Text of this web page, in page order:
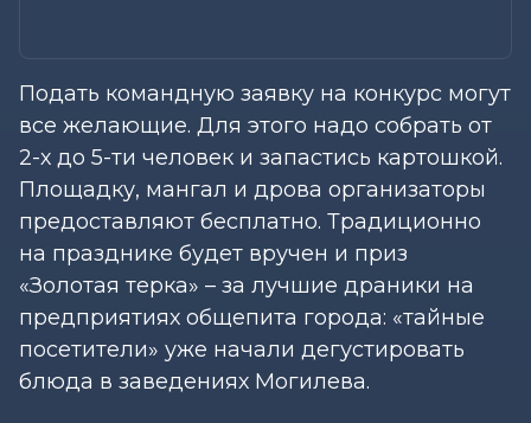
Подать командную заявку на конкурс могут
все желающие. Для этого надо собрать от
2-х до 5-ти человек и запастись картошкой.
Площадку, мангал и дрова организаторы
предоставляют бесплатно. Традиционно
на празднике будет вручен и приз
«Золотая терка» – за лучшие драники на
предприятиях общепита города: «тайные
посетители» уже начали дегустировать
блюда в заведениях Могилева.